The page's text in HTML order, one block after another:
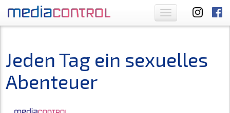
Toggle
navigation
Jeden Tag ein sexuelles
Abenteuer